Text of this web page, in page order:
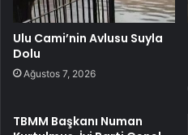
Ulu Cami’nin Avlusu Suyla
Dolu
Ağustos 7, 2026
TBMM Başkanı Numan